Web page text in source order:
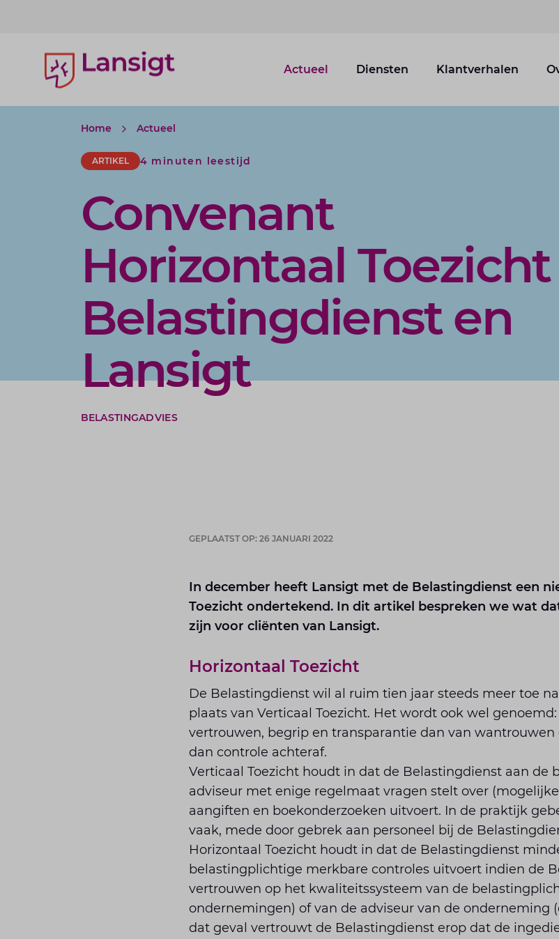
Lansigt Accountants logo
Actueel Diensten Klantverhalen
Home Actueel
ARTIKEL 4 minuten leestijd
Convenant
Horizontaal Toezicht
Belastingdienst en
Lansigt
BELASTINGADVIES
GEPLAATST OP: 26 JANUARI 2022
In december heeft Lansigt met de Belastingdienst een
Toezicht ondertekend. In dit artikel bespreken we wat
zijn voor cliënten van Lansigt.
Horizontaal Toezicht
De Belastingdienst wil al ruim tien jaar steeds meer toe
plaats van Verticaal Toezicht. Het wordt ook wel
vertrouwen, begrip en transparantie dan van
dan controle achteraf.
Verticaal Toezicht houdt in dat de Belastingdienst aan de
adviseur met enige regelmaat vragen stelt over
aangiften en boekonderzoeken uitvoert. In de praktijk
vaak, mede door gebrek aan personeel bij de
Horizontaal Toezicht houdt in dat de Belastingdienst
belastingplichtige merkbare controles uitvoert indien de
vertrouwen op het kwaliteitssysteem van de
ondernemingen) of van de adviseur van de onderneming
dat geval vertrouwt de Belastingdienst erop dat de